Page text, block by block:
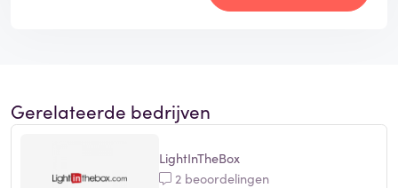
Gerelateerde bedrijven
LightInTheBox
2 beoordelingen